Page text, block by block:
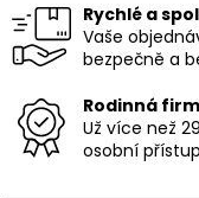
Rychlé a
Vaše
bezpečně a
Rodinná
Už více než
osobní